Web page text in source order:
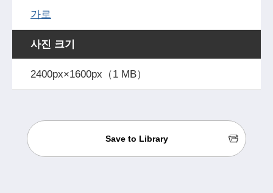
가로
사진 크기
2400px×1600px（1 MB）
Save to Library